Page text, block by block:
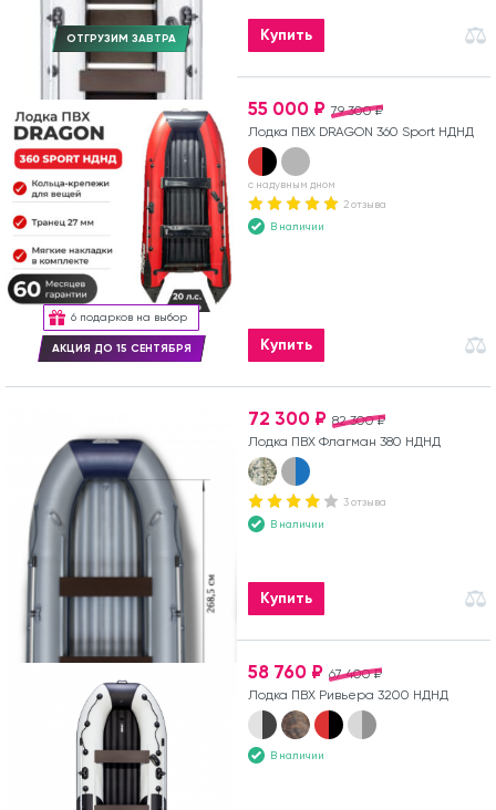
ОТГРУЗИМ ЗАВТРА Купить
6 подарков на выбор
АКЦИЯ ДО 15 СЕНТЯБРЯ
79 300 ₽
55 000 ₽
Лодка ПВХ DRAGON 360 Sport НДНД
с надувным дном
2 отзыва
В наличии
Купить
82 300 ₽
72 300 ₽
Лодка ПВХ Флагман 380 НДНД
3 отзыва
В наличии
Купить
67 400 ₽
58 760 ₽
Лодка ПВХ Ривьера 3200 НДНД
В наличии